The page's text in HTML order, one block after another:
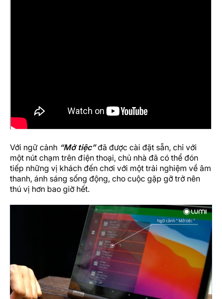
Với ngữ cảnh “Mở tiệc”đã được cài đặt sẵn, chỉ với
một nút chạm trên điện thoại, chủ nhà đã có thể đón
tiếp những vị khách đến chơi với một trải nghiệm về âm
thanh, ánh sáng sống động, cho cuộc gặp gỡ trở nên
thú vị hơn bao giờ hết.